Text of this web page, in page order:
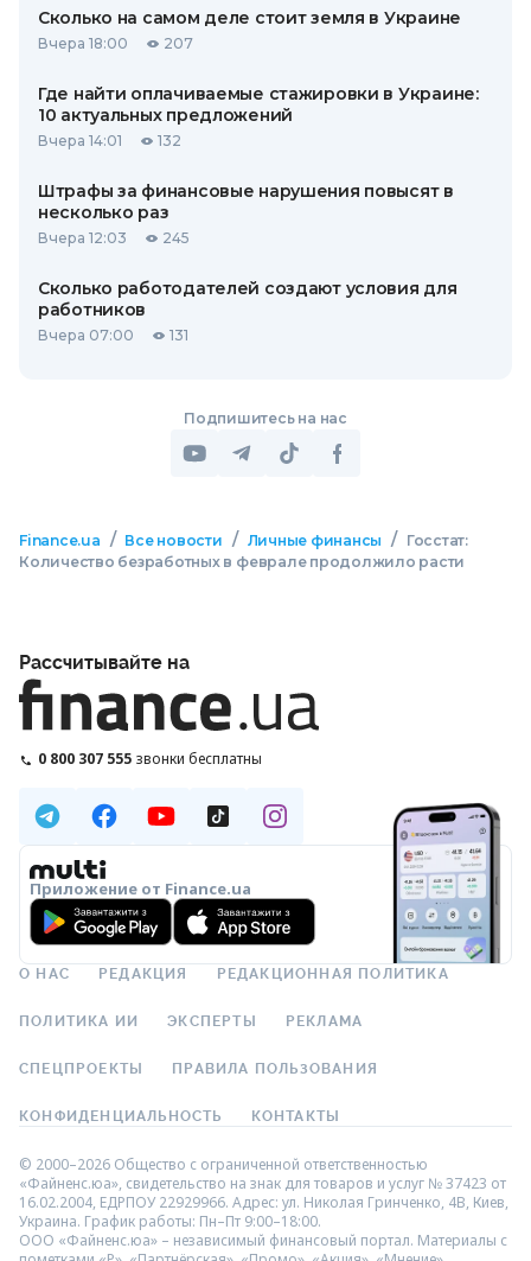
Сколько на самом деле стоит земля в Украине
Вчера 18:00 207
Где найти оплачиваемые стажировки в Украине:
10 актуальных предложений
Вчера 14:01 132
Штрафы за финансовые нарушения повысят в
несколько раз
Вчера 12:03 245
Сколько работодателей создают условия для
работников
Вчера 07:00 131
Подпишитесь на нас
Finance.ua / Все новости / Личные финансы /
Госстат:
Количество безработных в феврале продолжило расти
Рассчитывайте на
0 800 307 555 звонки бесплатны
Приложение от Finance.ua
О НАС РЕДАКЦИЯ РЕДАКЦИОННАЯ ПОЛИТИКА
ПОЛИТИКА ИИ ЭКСПЕРТЫ РЕКЛАМА
СПЕЦПРОЕКТЫ ПРАВИЛА ПОЛЬЗОВАНИЯ
КОНФИДЕНЦИАЛЬНОСТЬ КОНТАКТЫ
© 2000–2026 Общество с ограниченной ответственностью
«Файненс.юа», свидетельство на знак для товаров и услуг № 37423 от
16.02.2004, ЕДРПОУ 22929966. Адрес: ул. Николая Гринченко, 4В, Киев,
Украина. График работы: Пн–Пт 9:00–18:00.
ООО «Файненс.юа» – независимый финансовый портал. Материалы с